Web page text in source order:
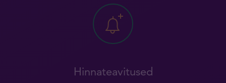
Hinnateavitused